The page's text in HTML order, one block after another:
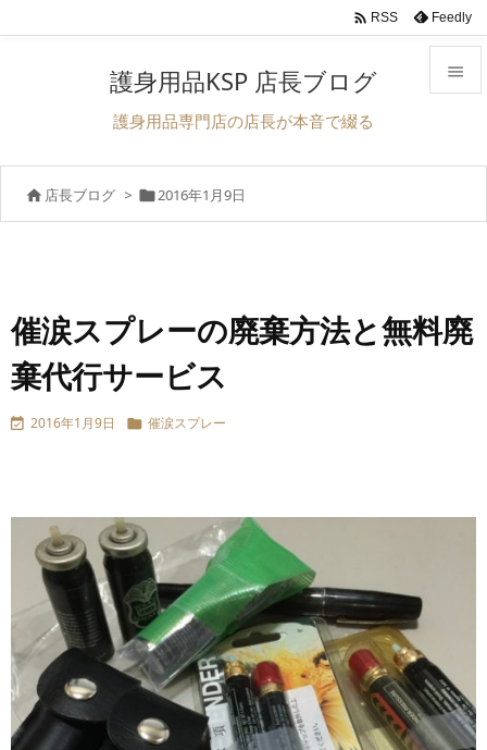


次へ

 RSS Feedly
護身用品KSP 店長ブログ
護身用品専門店の店長が本音で綴る
 店長ブログ > 2016年1月9日
催涙スプレーの廃棄方法と無料廃
棄代行サービス
 2016年1月9日  催涙スプレー